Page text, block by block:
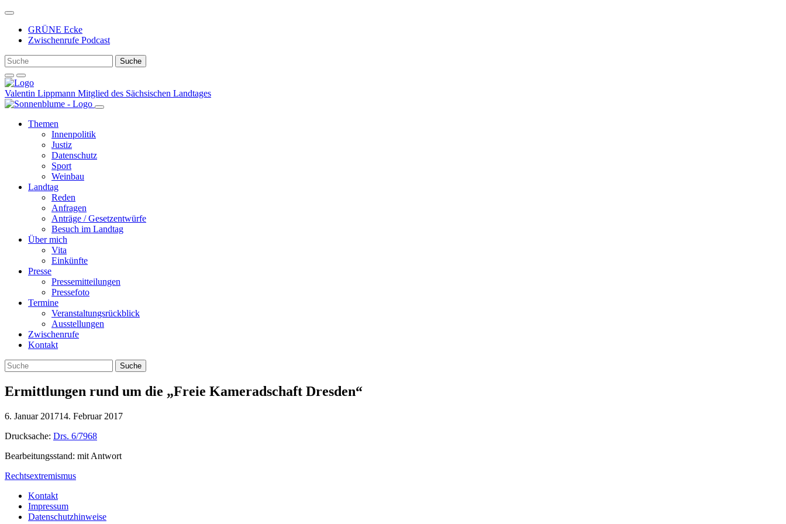
Weiter
Inhalt
GRÜNE Ecke
Zwischenrufe Podcast
Valentin Lippmann Mitglied des Sächsischen Landtages
Themen
Innenpolitik
Justiz
Datenschutz
Sport
Weinbau
Landtag
Reden
Anfragen
Anträge / Gesetzentwürfe
Besuch im Landtag
Über mich
Vita
Einkünfte
Presse
Pressemitteilungen
Pressefoto
Termine
Veranstaltungsrückblick
Ausstellungen
Zwischenrufe
Kontakt
Ermittlungen rund um die „Freie Kameradschaft Dresden“
6. Januar 201714. Februar 2017
Drucksache: Drs. 6/7968
Bearbeitungsstand: mit Antwort
Rechtsextremismus
Kontakt
Impressum
Datenschutzhinweise